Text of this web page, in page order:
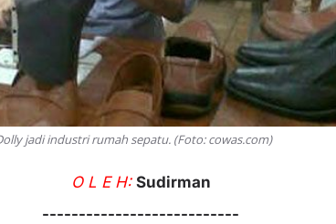
jadi industri rumah sepatu. (Foto: cowas.com)
O L E H: Sudirman
---------------------------